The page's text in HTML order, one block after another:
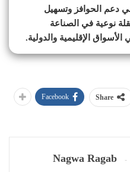
دعم الحوافز وتسهيل
نوعية في الصناعة
الإقليمية والدولية.
Share
Facebook
Nagwa Ragab